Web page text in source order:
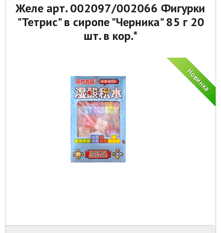
Желе арт. 002097/002066 Фигурки
"Тетрис" в сиропе "Черника" 85 г 20
шт. в кор.*